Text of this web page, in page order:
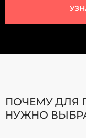
ПОЧЕМУ ДЛЯ
НУЖНО